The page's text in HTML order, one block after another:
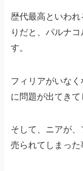
歴代最高といわ
りだと、パルナ
す。
フィリアがいな
に問題が出てきて
そして、ニアが
売られてしまった